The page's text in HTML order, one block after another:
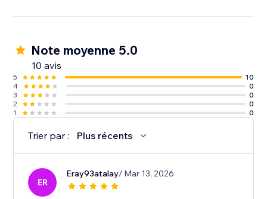
Note moyenne 5.0
10 avis
5
10
4
0
3
0
2
0
1
0
Trier par : Plus récents
ER
Eray93atalay/ Mar 13, 2026